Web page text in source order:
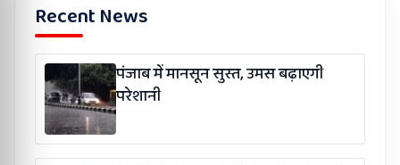
Recent News
पंजाब में मानसून सुस्त, उमस बढ़ाएगी
परेशानी